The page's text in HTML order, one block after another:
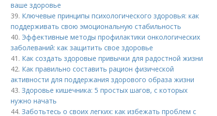
ваше здоровье
39. Ключевые принципы психологического здоровья: как
поддерживать свою эмоциональную стабильность
40. Эффективные методы профилактики онкологических
заболеваний: как защитить свое здоровье
41. Как создать здоровые привычки для радостной жизни
42. Как правильно составить рацион физической
активности для поддержания здорового образа жизни
43.Здоровье кишечника: 5 простых шагов, с которых
нужно начать
44.Заботьтесь о своих легких: как избежать проблем с